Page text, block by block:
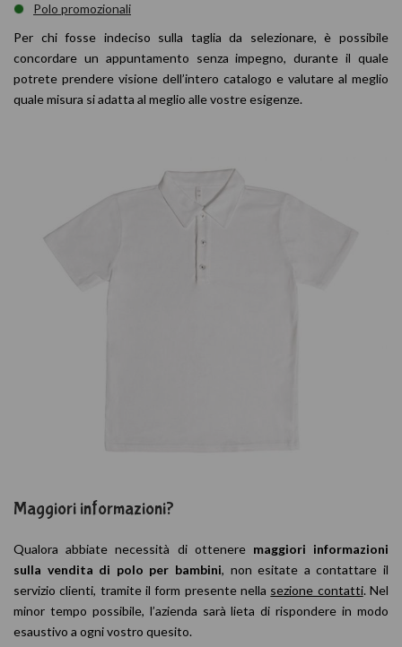
Polo promozionali
Per chi fosse indeciso sulla taglia da selezionare, è possibile
concordare un appuntamento senza impegno, durante il quale
potrete prendere visione dell’intero catalogo e valutare al meglio
quale misura si adatta al meglio alle vostre esigenze.
Maggiori informazioni?
Qualora abbiate necessità di ottenere maggiori informazioni
sulla vendita di polo per bambini, non esitate a contattare il
servizio clienti, tramite il form presente nella sezione contatti. Nel
minor tempo possibile, l’azienda sarà lieta di rispondere in modo
esaustivo a ogni vostro quesito.